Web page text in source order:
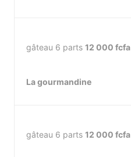
gâteau 6 parts 12 000 fcfa
La gourmandine
gâteau 6 parts 12 000 fcfa